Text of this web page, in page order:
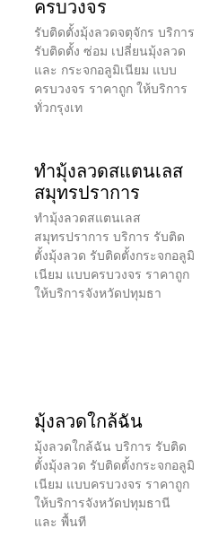
ครบวงจร
รับติดตั้งมุ้งลวดจตุจักร บริการ
รับติดตั้ง ซ่อม เปลี่ยนมุ้งลวด
และ กระจกอลูมิเนียม แบบ
ครบวงจร ราคาถูก ให้บริการ
ทั่วกรุงเท
ทำมุ้งลวดสแตนเลส
สมุทรปราการ
ทำมุ้งลวดสแตนเลส
สมุทรปราการ บริการ รับติด
ตั้งมุ้งลวด รับติดตั้งกระจกอลูมิ
เนียม แบบครบวงจร ราคาถูก
ให้บริการจังหวัดปทุมธา
มุ้งลวดใกล้ฉัน
มุ้งลวดใกล้ฉัน บริการ รับติด
ตั้งมุ้งลวด รับติดตั้งกระจกอลูมิ
เนียม แบบครบวงจร ราคาถูก
ให้บริการจังหวัดปทุมธานี
และ พื้นที